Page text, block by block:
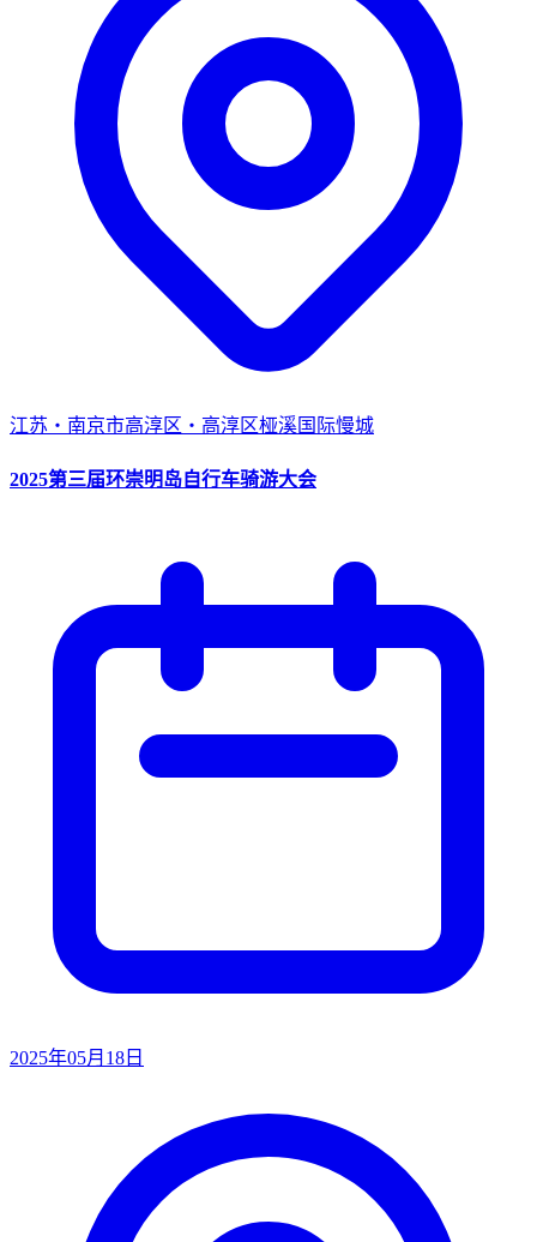
江苏・南京市高淳区・高淳区桠溪国际慢城
2025第三届环崇明岛自行车骑游大会
2025年05月18日